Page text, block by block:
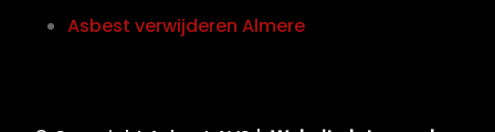
Asbest verwijderen Almere